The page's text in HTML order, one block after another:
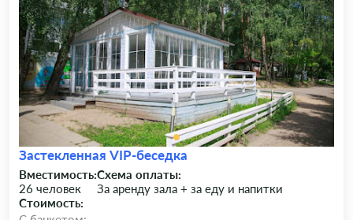
Застекленная VIP-беседка
Вместимость:
26 человек
Схема оплаты:
За аренду зала + за еду и напитки
Стоимость: